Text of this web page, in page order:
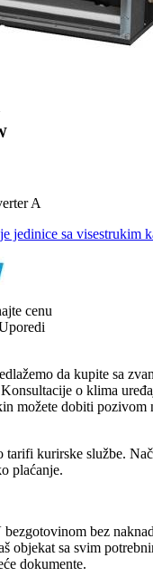
A
jedinice sa visestrukim
cenu
da kupite sa
o klima
možete dobiti pozivom
tarifi kurirske službe.
plaćanje.
bez
objekat sa svim
dokumente.